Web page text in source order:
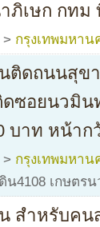
ภิเษก กทม
> กรุงเทพมหาน
ติดถนนสุข
ซอยนวมิน
บาท หน้าก
> กรุงเทพมหาน
น4108 เกษตร
สำหรับคน